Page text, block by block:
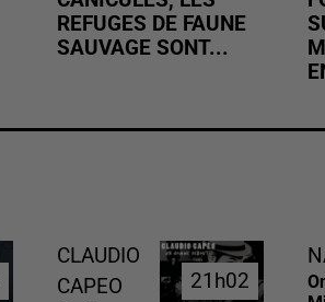
REFUGES DE FAUNE
SAUVAGE SONT...
CLAUDIO
CAPEO
21h02
21h02